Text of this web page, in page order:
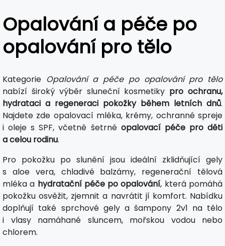
Opalování a péče po
opalování pro tělo
Kategorie Opalování a péče po opalování pro tělo
nabízí široký výběr sluneční kosmetiky pro ochranu,
hydrataci a regeneraci pokožky během letních dnů.
Najdete zde opalovací mléka, krémy, ochranné spreje
i oleje s SPF, včetně šetrné opalovací péče pro děti
a celou rodinu.
Pro pokožku po slunění jsou ideální zklidňující gely
s aloe vera, chladivé balzámy, regenerační tělová
mléka a hydratační péče po opalování, která pomáhá
pokožku osvěžit, zjemnit a navrátit jí komfort. Nabídku
doplňují také sprchové gely a šampony 2v1 na tělo
i vlasy namáhané sluncem, mořskou vodou nebo
chlorem.